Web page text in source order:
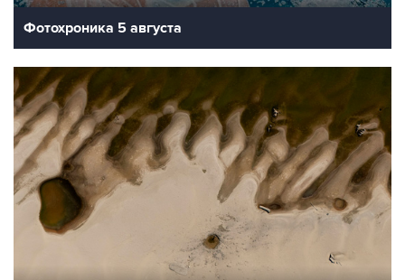
Фотохроника 5 августа